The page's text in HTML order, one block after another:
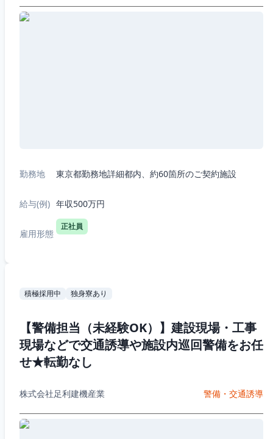
勤務地 東京都勤務地詳細都内、約60箇所のご契約施設
給与(例) 年収500万円
雇用形態
正社員
積極採用中 独身寮あり
【警備担当（未経験OK）】建設現場・工事
現場などで交通誘導や施設内巡回警備をお任
せ★転勤なし
株式会社足利建機産業 警備・交通誘導